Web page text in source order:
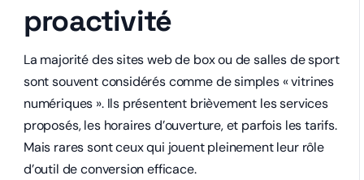
proactivité
La majorité des sites web de box ou de salles de sport
sont souvent considérés comme de simples « vitrines
numériques ». Ils présentent brièvement les services
proposés, les horaires d’ouverture, et parfois les tarifs.
Mais rares sont ceux qui jouent pleinement leur rôle
d’outil de conversion efficace.